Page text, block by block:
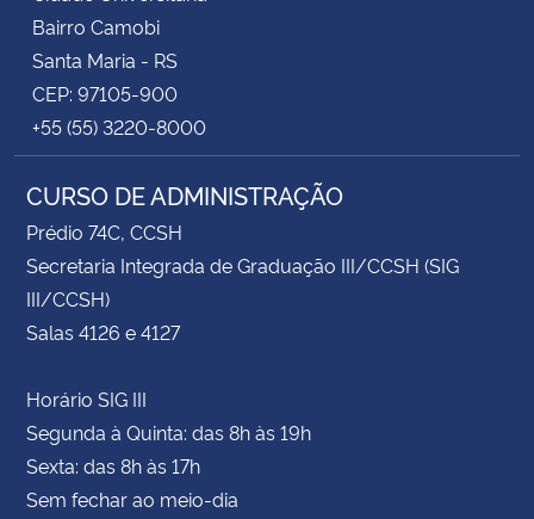
Bairro Camobi
Santa Maria - RS
CEP: 97105-900
+55 (55) 3220-8000
CURSO DE ADMINISTRAÇÃO
Prédio 74C, CCSH
Secretaria Integrada de Graduação III/CCSH (SIG
III/CCSH)
Salas 4126 e 4127
Horário SIG III
Segunda à Quinta: das 8h às 19h
Sexta: das 8h às 17h
Sem fechar ao meio-dia